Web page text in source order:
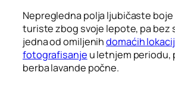
Nepregledna polja ljubičaste
turiste zbog svoje lepote, pa bez
jedna od omiljenihdomaćih
fotografisanje u letnjem periodu,
berba lavande počne.